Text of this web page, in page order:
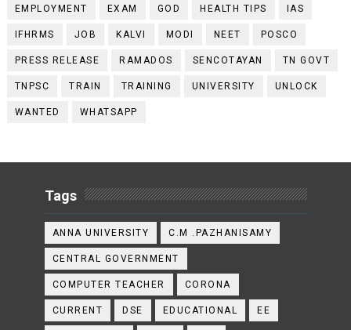
EMPLOYMENT EXAM GOD HEALTH TIPS IAS
IFHRMS JOB KALVI MODI NEET POSCO
PRESS RELEASE RAMADOS SENCOTAYAN TN GOVT
TNPSC TRAIN TRAINING UNIVERSITY UNLOCK
WANTED WHATSAPP
Tags
ANNA UNIVERSITY C.M .PAZHANISAMY
CENTRAL GOVERNMENT
COMPUTER TEACHER CORONA
CURRENT DSE EDUCATIONAL EE